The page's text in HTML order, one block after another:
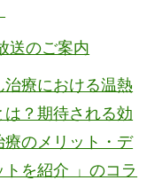
送のご案内
治療における温熱
は？期待される効
療のメリット・デ
トを紹介 」のコラ